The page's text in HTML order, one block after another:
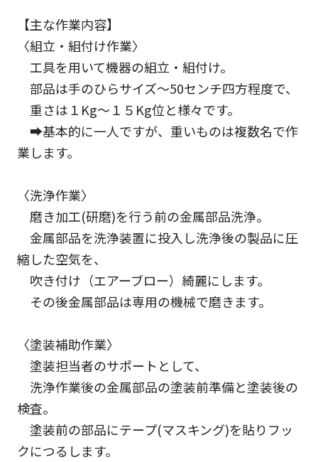
【主な作業内容】
〈組立・組付け作業〉
工具を用いて機器の組立・組付け。
部品は手のひらサイズ～50センチ四方程度で、
重さは１Kg～１５Kg位と様々です。
➡基本的に一人ですが、重いものは複数名で作
業します。
〈洗浄作業〉
磨き加工(研磨)を行う前の金属部品洗浄。
金属部品を洗浄装置に投入し洗浄後の製品に圧
縮した空気を、
吹き付け（エアーブロー）綺麗にします。
その後金属部品は専用の機械で磨きます。
〈塗装補助作業〉
塗装担当者のサポートとして、
洗浄作業後の金属部品の塗装前準備と塗装後の
検査。
塗装前の部品にテープ(マスキング)を貼りフッ
クにつるします。